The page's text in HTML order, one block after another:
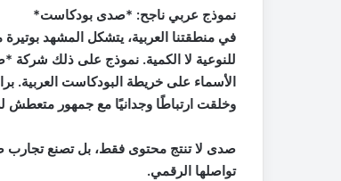
نموذج عربي ناجح: *صدى بودكاست*
في منطقتنا العربية، يتشكل المشهد
الأسماء على خريطة البودكاست العربية.
وخلقت ارتباطًا وجدانيًا مع جمهور متعطش
صدى لا تنتج محتوى فقط، بل تصنع تجارب
تواصلها الرقمي.